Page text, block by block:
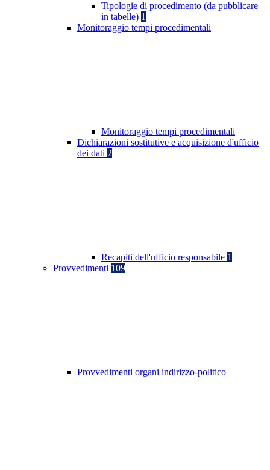
Tipologie di procedimento (da pubblicare
in tabelle) 1
Monitoraggio tempi procedimentali
Monitoraggio tempi procedimentali
Dichiarazioni sostitutive e acquisizione d'ufficio
dei dati 2
Recapiti dell'ufficio responsabile 1
Provvedimenti 109
Provvedimenti organi indirizzo-politico